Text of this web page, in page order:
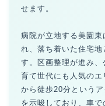
せます。
病院が立地する美園
れ、落ち着いた住宅地
す。区画整理が進み
育て世代にも人気の
から徒歩20分という
を示唆しており、車